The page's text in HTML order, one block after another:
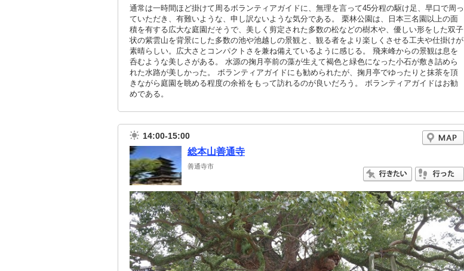
通常は一時間ほど掛けて周るボランティアガイドに、無理を言って45分程の駆け足、早口で周っ
ていただき、有難いような、申し訳ないような気分である。 栗林公園は、日本三名園以上の面
積を有する広大な庭園だそうで、美しく剪定された多数の松などの樹木や、優しい形をした双子
状の紫雲山を背景にした多数の池や池越しの景観と、観る者をより楽しくさせる工夫や仕掛けが
素晴らしい。広大さとコンパクトさを兼ね備えているように感じる。 飛来峰からの景観は息を
呑むような美しさがある。 水源の掬月亭前の藻が生えて褐色と緑色になった小石が敷き詰めら
れた水路が美しかった。 ボランティアガイドにも勧められたが、掬月亭でゆったりと抹茶を頂
きながら庭園を眺める程度の余裕をもって訪れるのが良いだろう。 ボランティアガイドはお勧
めである。
14:00-15:00
総本山善通寺
善通寺市